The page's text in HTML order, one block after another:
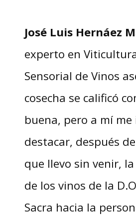
José Luis Hernáez
experto en
Sensorial de Vinos
cosecha se calificó
buena, pero a mí me
destacar, después
que llevo sin venir,
de los vinos de la
Sacra hacia la